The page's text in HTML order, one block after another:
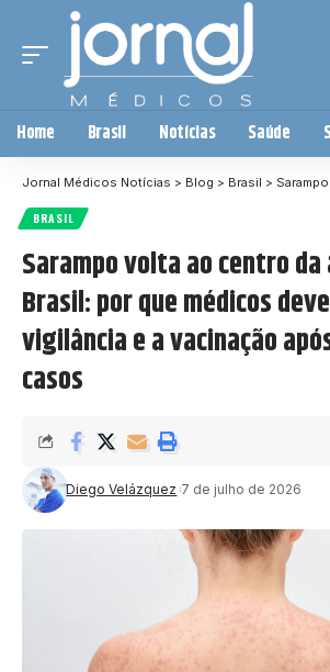
Home Brasil Notícias Saúde
Jornal Médicos Notícias > Blog > Brasil > Sarampo volta ao centro da
BRASIL
Sarampo volta ao centro
Brasil: por que médicos
vigilância e a vacinação
casos
Diego Velázquez 7 de julho de 2026